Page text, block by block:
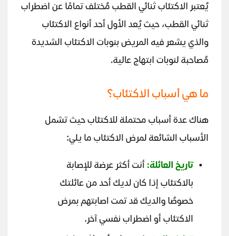
يُعتبر الاكتئاب ثنائي القطب مُختلف تمامًا عن اضطراب
ثنائي القطب، حيث يُعد الأول أحد أنواع الاكتئاب
والذي يشعر فيه المريض بنوبات الاكتئاب الشديدة
مُصاحبة لنوبات ابتهاج عالية.
ما هي أسباب الاكتئاب؟
هناك عدة أسباب محتملة للاكتئاب حيث تشمل
الأسباب الشائعة لمرض الاكتئاب ما يلي:
تاريخ العائلة: أنت أكثر عرضة للإصابة
بالاكتئاب إذا كان لديك أحد من عائلتك
خصوصُا والديك قد تمت اصابتهم بمرض
الاكتئاب أو اضطراب نفسي آخر.